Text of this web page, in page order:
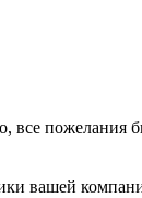
все
вашей